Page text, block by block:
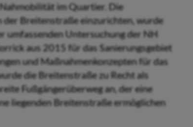
im Quartier. Die
der Breitenstraße einzurichten, wurde
umfassenden Untersuchung der NH
aus 2015 für das Sanierungsgebiet
und Maßnahmenkonzepten für das
die Breitenstraße zu Recht als
Fußgängerüberweg an, der eine
liegenden Breitenstraße ermöglichen